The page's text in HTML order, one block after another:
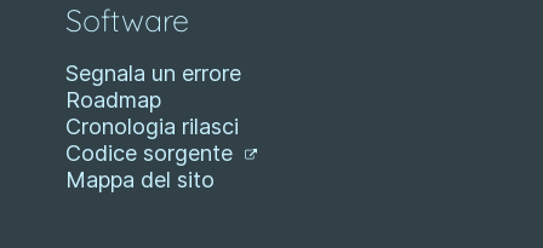
Software
Segnala un errore
Roadmap
Cronologia rilasci
Codice sorgente
Mappa del sito